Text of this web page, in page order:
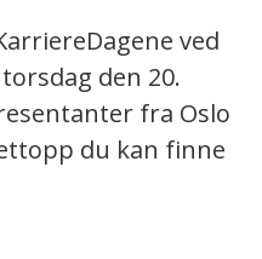
ved
den 20.
fra Oslo
du kan finne